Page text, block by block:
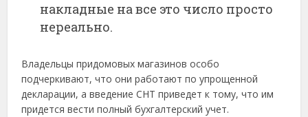
накладные на все это число просто
нереально.
Владельцы придомовых магазинов особо
подчеркивают, что они работают по упрощенной
декларации, а введение СНТ приведет к тому, что им
придется вести полный бухгалтерский учет.